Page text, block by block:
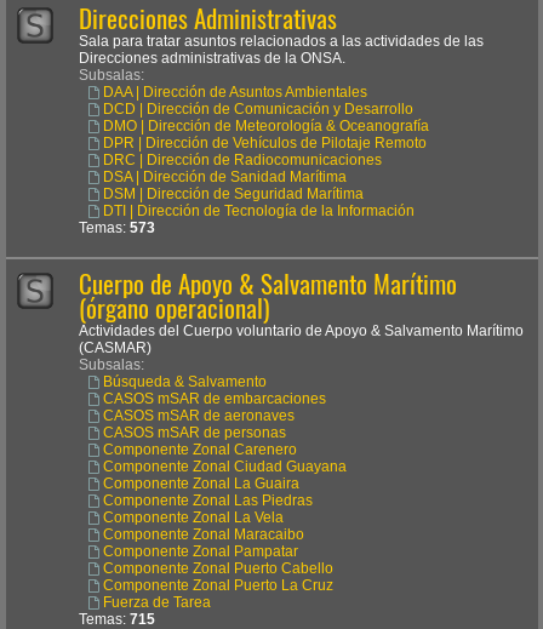
Direcciones Administrativas
Sala para tratar asuntos relacionados a las actividades de las
Direcciones administrativas de la ONSA.
Subsalas:
DAA | Dirección de Asuntos Ambientales
DCD | Dirección de Comunicación y Desarrollo
DMO | Dirección de Meteorología & Oceanografía
DPR | Dirección de Vehículos de Pilotaje Remoto
DRC | Dirección de Radiocomunicaciones
DSA | Dirección de Sanidad Marítima
DSM | Dirección de Seguridad Marítima
DTI | Dirección de Tecnología de la Información
Temas: 573
Cuerpo de Apoyo & Salvamento Marítimo
(órgano operacional)
Actividades del Cuerpo voluntario de Apoyo & Salvamento Marítimo
(CASMAR)
Subsalas:
Búsqueda & Salvamento
CASOS mSAR de embarcaciones
CASOS mSAR de aeronaves
CASOS mSAR de personas
Componente Zonal Carenero
Componente Zonal Ciudad Guayana
Componente Zonal La Guaira
Componente Zonal Las Piedras
Componente Zonal La Vela
Componente Zonal Maracaibo
Componente Zonal Pampatar
Componente Zonal Puerto Cabello
Componente Zonal Puerto La Cruz
Fuerza de Tarea
Temas: 715